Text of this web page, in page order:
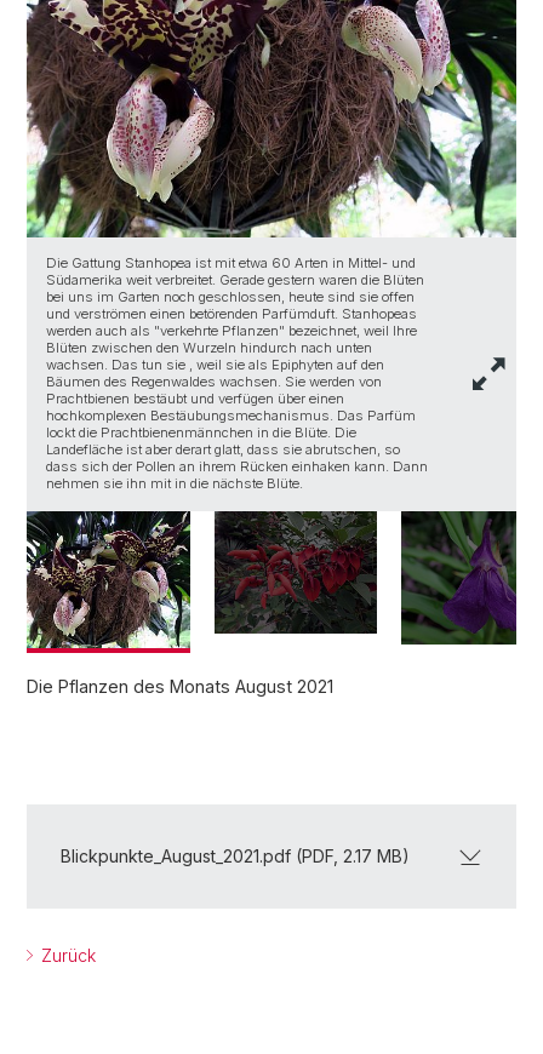
Die Gattung Stanhopea ist mit etwa 60 Arten in Mittel- und
Südamerika weit verbreitet. Gerade gestern waren die Blüten
bei uns im Garten noch geschlossen, heute sind sie offen
und verströmen einen betörenden Parfümduft. Stanhopeas
werden auch als "verkehrte Pflanzen" bezeichnet, weil Ihre
Blüten zwischen den Wurzeln hindurch nach unten
wachsen. Das tun sie , weil sie als Epiphyten auf den
Bäumen des Regenwaldes wachsen. Sie werden von
Prachtbienen bestäubt und verfügen über einen
hochkomplexen Bestäubungsmechanismus. Das Parfüm
lockt die Prachtbienenmännchen in die Blüte. Die
Landefläche ist aber derart glatt, dass sie abrutschen, so
dass sich der Pollen an ihrem Rücken einhaken kann. Dann
nehmen sie ihn mit in die nächste Blüte.
Die Pflanzen des Monats August 2021
Blickpunkte_August_2021.pdf (PDF, 2.17 MB)
Zurück